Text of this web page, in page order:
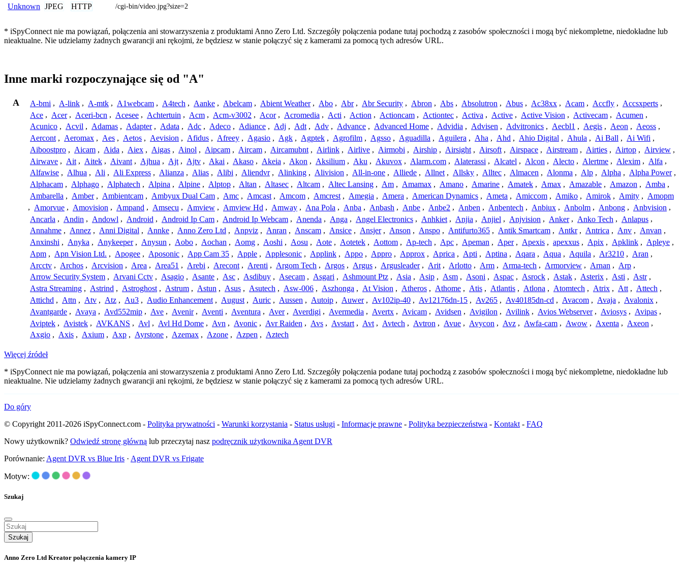
Unknown JPEG HTTP /cgi-bin/video.jpg?size=2
* iSpyConnect nie ma powiązań, połączenia ani stowarzyszenia z produktami Anno Zero Ltd. Szczegóły połączenia podane tutaj pochodzą z zasobów społeczności i mogą być niekompletne, niedokładne lub
nieaktualne. Nie udzielamy żadnych gwarancji ani rękojmi, że będziesz w stanie połączyć się z kamerami za pomocą tych adresów URL.
Inne marki rozpoczynające się od "A"
A A-bmi , A-link , A-mtk , A1webcam , A4tech , Aanke , Abelcam , Abient Weather , Abo , Abr , Abr Security , Abron , Abs , Absolutron , Abus , Ac38xx , Acam , Accfly , Accsxperts ,
Ace , Acer , Aceri-bcn , Acesee , Achtertuin , Acm , Acm-v3002 , Acor , Acromedia , Acti , Action , Actioncam , Actiontec , Activa , Active , Active Vision , Activecam , Acumen ,
Acunico , Acvil , Adamas , Adapter , Adata , Adc , Adeco , Adiance , Adj , Adt , Adv , Advance , Advanced Home , Advidia , Advisen , Advitronics , Aecbl1 , Aegis , Aeon , Aeoss ,
Aercont , Aeromax , Aes , Aetos , Aevision , Afidus , Afreey , Agasio , Agk , Agptek , Agrofilm , Agsso , Aguadilla , Aguilera , Aha , Ahd , Ahio Digital , Ahula , Ai Ball , Ai Wifi ,
Aiboostpro , Aicam , Aida , Aiex , Aigas , Ainol , Aipcam , Aircam , Aircamubnt , Airlink , Airlive , Airmobi , Airship , Airsight , Airsoft , Airspace , Airstream , Airties , Airtop , Airview ,
Airwave , Ait , Aitek , Aivant , Ajhua , Ajt , Ajtv , Akai , Akaso , Akeia , Akon , Aksilium , Aku , Akuvox , Alarm.com , Alaterassi , Alcatel , Alcon , Alecto , Alertme , Alexim , Alfa ,
Alfawise , Alhua , Ali , Ali Express , Alianza , Alias , Alibi , Aliendvr , Alinking , Alivision , All-in-one , Alliede , Allnet , Allsky , Alltec , Almacen , Alonma , Alp , Alpha , Alpha Power ,
Alphacam , Alphago , Alphatech , Alpina , Alpine , Alptop , Altan , Altasec , Altcam , Altec Lansing , Am , Amamax , Amano , Amarine , Amatek , Amax , Amazable , Amazon , Amba ,
Ambarella , Amber , Ambientcam , Ambyux Dual Cam , Amc , Amcast , Amcom , Amcrest , Amegia , Amera , American Dynamics , Ameta , Amiccom , Amiko , Amirok , Amity , Amopm
, Amorvue , Amovision , Ampand , Amsecu , Amview , Amview Hd , Amway , Ana Pola , Anba , Anbash , Anbe , Anbe2 , Anben , Anbentech , Anbiux , Anbolm , Anbong , Anbvision ,
Ancarla , Andin , Andowl , Android , Android Ip Cam , Android Ip Webcam , Anenda , Anga , Angel Electronics , Anhkiet , Anjia , Anjiel , Anjvision , Anker , Anko Tech , Anlapus ,
Annahme , Annez , Anni Digital , Annke , Anno Zero Ltd , Anpviz , Anran , Anscam , Ansice , Ansjer , Anson , Anspo , Antifurto365 , Antik Smartcam , Antkr , Antrica , Anv , Anvan ,
Anxinshi , Anyka , Anykeeper , Anysun , Aobo , Aochan , Aomg , Aoshi , Aosu , Aote , Aotetek , Aottom , Ap-tech , Apc , Apeman , Aper , Apexis , apexxus , Apix , Apklink , Apleye ,
Apm , Apn Vision Ltd. , Apogee , Aposonic , App Cam 35 , Apple , Applesonic , Applink , Appo , Appro , Approx , Aprica , Apti , Aptina , Aqara , Aqua , Aquila , Ar3210 , Aran ,
Arcctv , Archos , Arcvision , Area , Area51 , Arebi , Arecont , Arenti , Argom Tech , Argos , Argus , Argusleader , Arit , Arlotto , Arm , Arma-tech , Armorview , Arnan , Arp ,
Arrow Security System , Arvani Cctv , Asagio , Asante , Asc , Asdibuy , Asecam , Asgari , Ashmount Ptz , Asia , Asip , Asm , Asoni , Aspac , Asrock , Astak , Asterix , Asti , Astr ,
Astra Streaming , Astrind , Astroghost , Astrum , Astun , Asus , Asutech , Asw-006 , Aszhonga , At Vision , Atheros , Athome , Atis , Atlantis , Atlona , Atomtech , Atrix , Att , Attech ,
Attichd , Attn , Atv , Atz , Au3 , Audio Enhancement , August , Auric , Aussen , Autoip , Auwer , Av102ip-40 , Av12176dn-15 , Av265 , Av40185dn-cd , Avacom , Avaja , Avalonix ,
Avantgarde , Avaya , Avd552mip , Ave , Avenir , Aventi , Aventura , Aver , Averdigi , Avermedia , Avertx , Avicam , Avidsen , Avigilon , Avilink , Avios Webserver , Aviosys , Avipas ,
Aviptek , Avistek , AVKANS , Avl , Avl Hd Dome , Avn , Avonic , Avr Raiden , Avs , Avstart , Avt , Avtech , Avtron , Avue , Avycon , Avz , Awfa-cam , Awow , Axenta , Axeon ,
Axgio , Axis , Axium , Axp , Ayrstone , Azemax , Azone , Azpen , Aztech
Więcej źródeł
* iSpyConnect nie ma powiązań, połączenia ani stowarzyszenia z produktami Anno Zero Ltd. Szczegóły połączenia podane tutaj pochodzą z zasobów społeczności i mogą być niekompletne, niedokładne lub
nieaktualne. Nie udzielamy żadnych gwarancji ani rękojmi, że będziesz w stanie połączyć się z kamerami za pomocą tych adresów URL.
Do góry
© Copyright 2011-2026 iSpyConnect.com - Polityka prywatności - Warunki korzystania - Status usługi - Informacje prawne - Polityka bezpieczeństwa - Kontakt - FAQ
Nowy użytkownik? Odwiedź stronę główną lub przeczytaj nasz podręcznik użytkownika Agent DVR
Porównanie: Agent DVR vs Blue Iris · Agent DVR vs Frigate
Motyw:
Szukaj
Szukaj
Anno Zero Ltd Kreator połączenia kamery IP